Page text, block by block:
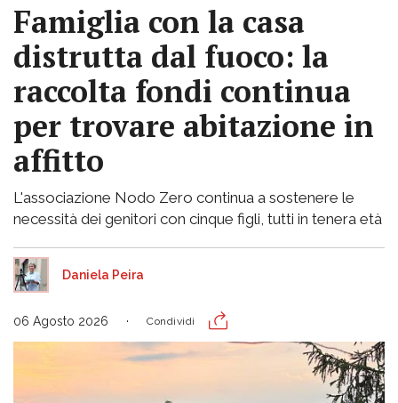
Famiglia con la casa
distrutta dal fuoco: la
raccolta fondi continua
per trovare abitazione in
affitto
L'associazione Nodo Zero continua a sostenere le
necessità dei genitori con cinque figli, tutti in tenera età
Daniela Peira
06 Agosto 2026 Condividi